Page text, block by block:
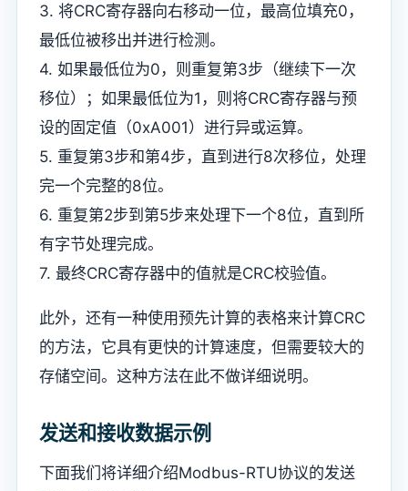
3. 将CRC寄存器向右移动一位，最高位填充0，
最低位被移出并进行检测。
4. 如果最低位为0，则重复第3步（继续下一次
移位）；如果最低位为1，则将CRC寄存器与预
设的固定值（0xA001）进行异或运算。
5. 重复第3步和第4步，直到进行8次移位，处理
完一个完整的8位。
6. 重复第2步到第5步来处理下一个8位，直到所
有字节处理完成。
7. 最终CRC寄存器中的值就是CRC校验值。
此外，还有一种使用预先计算的表格来计算CRC
的方法，它具有更快的计算速度，但需要较大的
存储空间。这种方法在此不做详细说明。
发送和接收数据示例
下面我们将详细介绍Modbus-RTU协议的发送